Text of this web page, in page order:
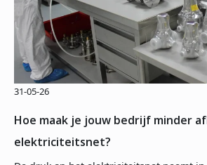
Hoe maak je jouw bedrijf minder
elektriciteitsnet?
31-05-26